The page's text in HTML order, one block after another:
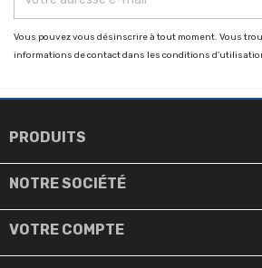
Vous pouvez vous désinscrire à tout moment. Vous
informations de contact dans les conditions
PRODUITS
NOTRE SOCIÉTÉ
VOTRE COMPTE